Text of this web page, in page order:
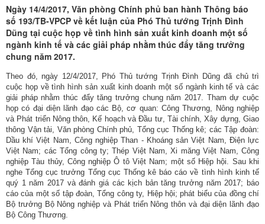
Ngày 14/4/2017, Văn phòng Chính phủ ban hành Thông báo
số 193/TB-VPCP về kết luận của Phó Thủ tướng Trịnh Đình
Dũng tại cuộc họp về tình hình sản xuất kinh doanh một số
ngành kinh tế và các giải pháp nhằm thúc đẩy tăng trưởng
chung năm 2017.
Theo đó, ngày 12/4/2017, Phó Thủ tướng Trịnh Đình Dũng đã chủ trì
cuộc họp về tình hình sản xuất kinh doanh một số ngành kinh tế và các
giải pháp nhằm thúc đẩy tăng trưởng chung năm 2017. Tham dự cuộc
họp có đại diện lãnh đạo các Bộ, cơ quan: Công Thương, Nông nghiệp
và Phát triển Nông thôn, Kế hoạch và Đầu tư, Tài chính, Xây dựng, Giao
thông Vận tải, Văn phòng Chính phủ, Tổng cục Thống kê; các Tập đoàn:
Dầu khí Việt Nam, Công nghiệp Than - Khoáng sản Việt Nam, Điện lực
Việt Nam; các Tổng công ty; Thép Việt Nam, Xi măng Việt Nam, Công
nghiệp Tàu thủy, Công nghiệp Ô tô Việt Nam; một số Hiệp hội. Sau khi
nghe Tổng cục trưởng Tổng cục Thống kê báo cáo về tình hình kinh tế
quý 1 năm 2017 và đánh giá các kịch bản tăng trưởng năm 2017; báo
cáo của một số tập đoàn, Tổng công ty, Hiệp hội; phát biểu của đồng chí
Bộ trưởng Bộ Nông nghiệp và Phát triển Nông thôn và đại diện lãnh đạo
Bộ Công Thương.